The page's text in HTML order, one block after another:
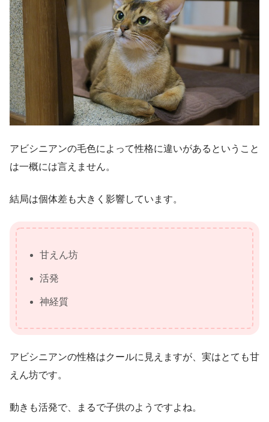
アビシニアンの毛色によって性格に違いがあるということ
は一概には言えません。
結局は個体差も大きく影響しています。
甘えん坊
活発
神経質
アビシニアンの性格はクールに見えますが、実はとても甘
えん坊です。
動きも活発で、まるで子供のようですよね。